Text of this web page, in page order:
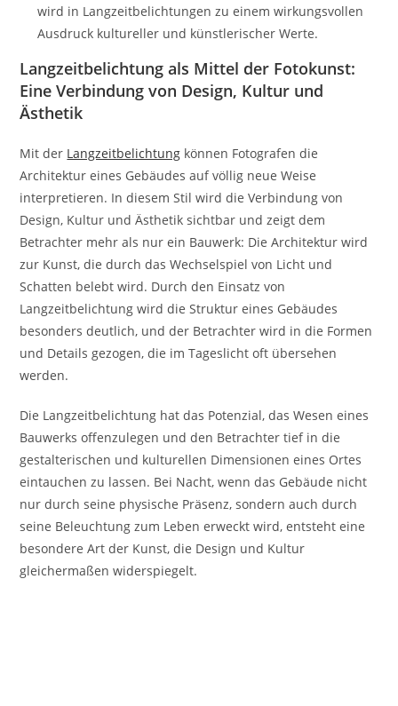
wird in Langzeitbelichtungen zu einem wirkungsvollen
Ausdruck kultureller und künstlerischer Werte.
Langzeitbelichtung als Mittel der Fotokunst:
Eine Verbindung von Design, Kultur und
Ästhetik
Mit der Langzeitbelichtung können Fotografen die
Architektur eines Gebäudes auf völlig neue Weise
interpretieren. In diesem Stil wird die Verbindung von
Design, Kultur und Ästhetik sichtbar und zeigt dem
Betrachter mehr als nur ein Bauwerk: Die Architektur wird
zur Kunst, die durch das Wechselspiel von Licht und
Schatten belebt wird. Durch den Einsatz von
Langzeitbelichtung wird die Struktur eines Gebäudes
besonders deutlich, und der Betrachter wird in die Formen
und Details gezogen, die im Tageslicht oft übersehen
werden.
Die Langzeitbelichtung hat das Potenzial, das Wesen eines
Bauwerks offenzulegen und den Betrachter tief in die
gestalterischen und kulturellen Dimensionen eines Ortes
eintauchen zu lassen. Bei Nacht, wenn das Gebäude nicht
nur durch seine physische Präsenz, sondern auch durch
seine Beleuchtung zum Leben erweckt wird, entsteht eine
besondere Art der Kunst, die Design und Kultur
gleichermaßen widerspiegelt.